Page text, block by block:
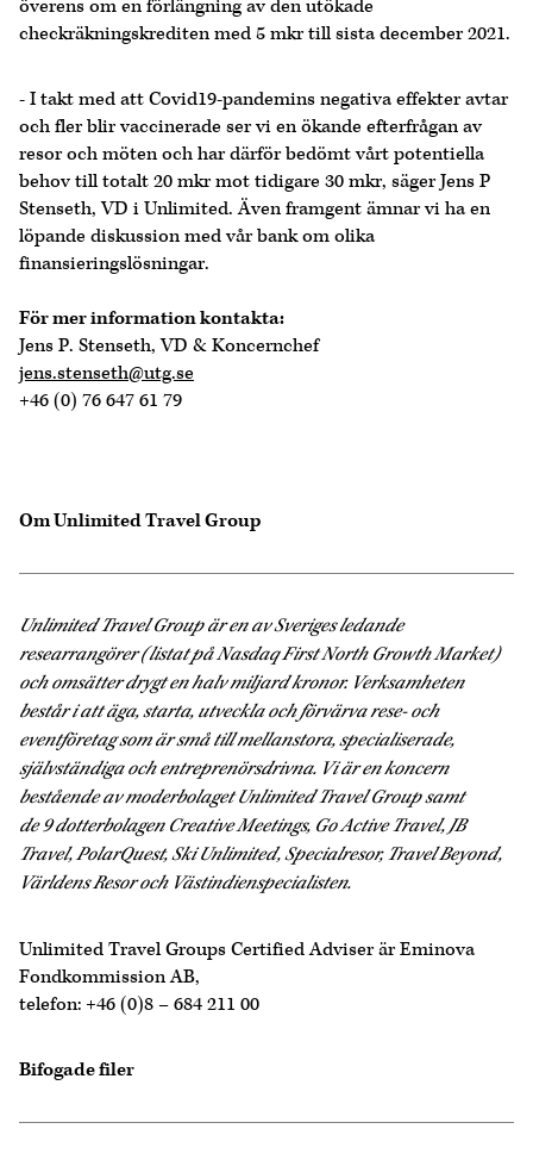
överens om en förlängning av den utökade
checkräkningskrediten med 5 mkr till sista december 2021.
- I takt med att Covid19-pandemins negativa effekter avtar
och fler blir vaccinerade ser vi en ökande efterfrågan av
resor och möten och har därför bedömt vårt potentiella
behov till totalt 20 mkr mot tidigare 30 mkr, säger Jens P
Stenseth, VD i Unlimited. Även framgent ämnar vi ha en
löpande diskussion med vår bank om olika
finansieringslösningar.
För mer information kontakta:
Jens P. Stenseth, VD & Koncernchef
jens.stenseth@utg.se
+46 (0) 76 647 61 79
Om Unlimited Travel Group
Unlimited Travel Group är en av Sveriges ledande
researrangörer (listat på Nasdaq First North Growth Market)
och omsätter drygt en halv miljard kronor. Verksamheten
består i att äga, starta, utveckla och förvärva rese- och
eventföretag som är små till mellanstora, specialiserade,
självständiga och entreprenörsdrivna. Vi är en koncern
bestående av moderbolaget Unlimited Travel Group samt
de 9 dotterbolagen Creative Meetings, Go Active Travel, JB
Travel, PolarQuest, Ski Unlimited, Specialresor, Travel Beyond,
Världens Resor och Västindienspecialisten.
Unlimited Travel Groups Certified Adviser är Eminova
Fondkommission AB,
telefon: +46 (0)8 – 684 211 00
Bifogade filer